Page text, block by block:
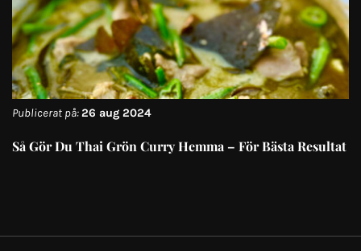
Publicerat på:26 aug 2024
Så Gör Du Thai Grön Curry Hemma – För Bästa Resultat